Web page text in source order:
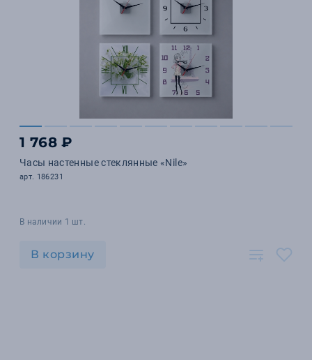
1 768 ₽
Часы настенные стеклянные «Nile»
арт. 186231
В наличии 1 шт.
В корзину